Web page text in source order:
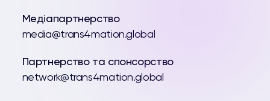
Медіапартнерство
media@trans4mation.global
Партнерство та спонсорство
network@trans4mation.global